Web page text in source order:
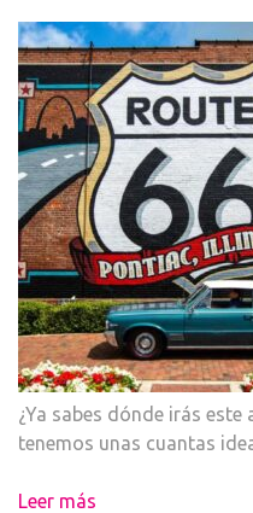
¿Ya sabes dónde irás
tenemos unas cuantas
Leer más